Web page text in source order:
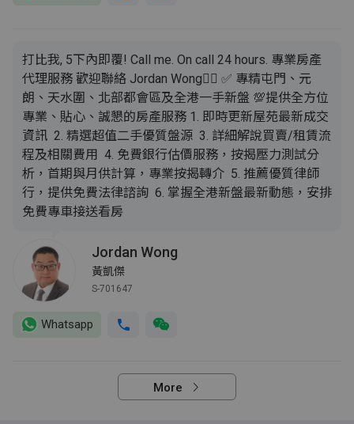
打比我, 5下內即覆! Call me. On call 24 hours. 專業房產
代理服務 歡迎聯絡 Jordan Wong👍🏿 ✅ 專精屯門、元
朗、天水圍、北部都會區及全港一手新盤 💯提供全方位
專業、貼心、誠懇的房產服務 1. 即時更新屋苑最新成交
資訊 2. 精選超值二手優質盤源 3. 詳細解說買賣/租賃流
程及相關費用 4. 免費銀行估價服務，按揭壓力測試分
析，首期與月供計算，專業按揭轉介 5. 推薦優質律師
行，提供免費法律諮詢 6. 掌握全港新盤最新動態，安排
免費專車接送看房
Jordan Wong
黃凱傑
S-701647
Whatsapp
More